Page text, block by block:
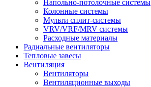
Напольно-потолочные системы
Колонные системы
Мульти сплит-системы
VRV/VRF/MRV системы
Расходные материалы
Радиальные вентиляторы
Тепловые завесы
Вентиляция
Вентиляторы
Вентиляционные выходы